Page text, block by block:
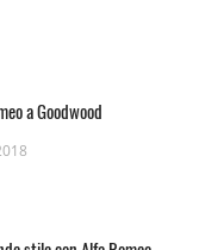
a Goodwood